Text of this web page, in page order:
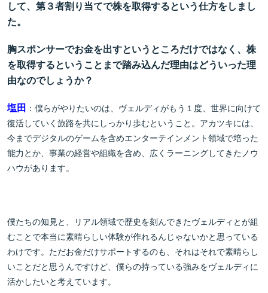
して、第３者割り当てで株を取得するという仕方をしまし
た。
胸スポンサーでお金を出すというところだけではなく、株
を取得するということまで踏み込んだ理由はどういった理
由なのでしょうか？
塩 田 ：僕らがやりたいのは、ヴェルディがもう１度、世界に向けて
復活していく旅路を共にしっかり歩むということ。アカツキには、
今までデジタルのゲームを含めエンターテインメント領域で培った
能力とか、事業の経営や組織を含め、広くラーニングしてきたノウ
ハウがあります。
僕たちの知見と、リアル領域で歴史を刻んできたヴェルディとが組
むことで本当に素晴らしい体験が作れるんじゃないかと思っている
わけです。ただお金だけサポートするのも、それはそれで素晴らし
いことだと思うんですけど、僕らの持っている強みをヴェルディに
活かしたいと考えています。